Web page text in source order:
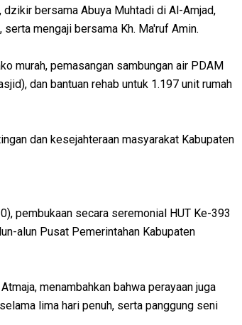
dzikir bersama Abuya Muhtadi di Al-Amjad,
mengaji bersama Kh. Ma'ruf Amin.
murah, pemasangan sambungan air PDAM
dan bantuan rehab untuk 1.197 unit rumah
dan kesejahteraan masyarakat Kabupaten
pembukaan secara seremonial HUT Ke-393
alun Pusat Pemerintahan Kabupaten
menambahkan bahwa perayaan juga
lima hari penuh, serta panggung seni